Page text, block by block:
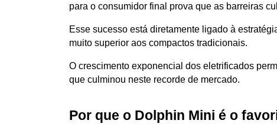
para o consumidor final prova que as barreiras
Esse sucesso está diretamente ligado à
muito superior aos compactos tradicionais.
O crescimento exponencial dos eletrificados
que culminou neste recorde de mercado.
Por que o Dolphin Mini é o